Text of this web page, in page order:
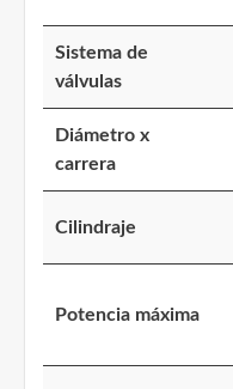
Sistema de
válvulas
Diámetro x
carrera
Cilindraje
Potencia máxima